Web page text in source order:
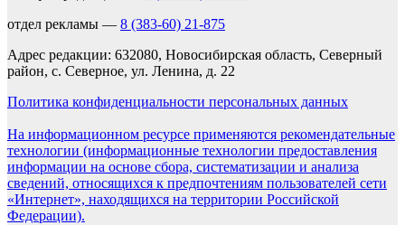
отдел рекламы — 8 (383-60) 21-875
Адрес редакции: 632080, Новосибирская область, Северный
район, с. Северное, ул. Ленина, д. 22
Политика конфиденциальности персональных данных
На информационном ресурсе применяются рекомендательные
технологии (информационные технологии предоставления
информации на основе сбора, систематизации и анализа
сведений, относящихся к предпочтениям пользователей сети
«Интернет», находящихся на территории Российской
Федерации).